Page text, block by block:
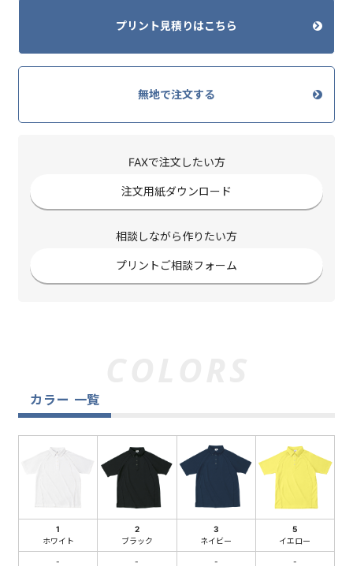
プリント見積りはこちら
無地で注文する
FAXで注文したい方
注文用紙ダウンロード
相談しながら作りたい方
プリントご相談フォーム
カラー 一覧
1
ホワイト
-
2
ブラック
-
3
ネイビー
-
5
イエロー
-